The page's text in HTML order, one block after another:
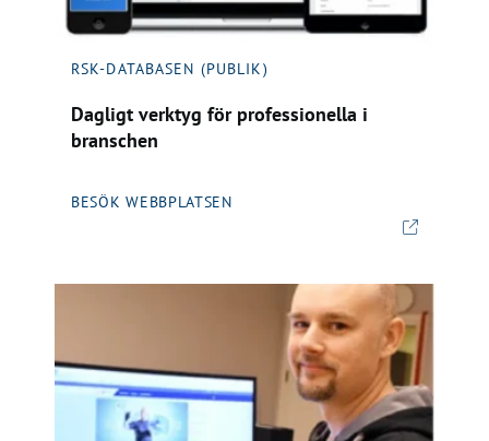
RSK-DATABASEN (PUBLIK)
Dagligt verktyg för professionella i
branschen
BESÖK WEBBPLATSEN